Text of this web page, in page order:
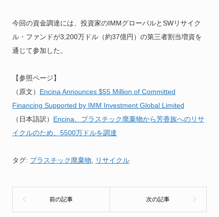
今回の資金調達には、投資家のIMMグローバルとSWリサイク
ル・ファンドが3,200万ドル（約37億円）の第三者割当増資を
通じて参加した。
【参照ページ】
（原文） Encina Announces $55 Million of Committed
Financing Supported by IMM Investment Global Limited
（日本語訳） Encina、プラスチック廃棄物から芳香族へのリサ
イクルのため、5500万ドルを調達
タグ: プラスチック廃棄物 リサイクル